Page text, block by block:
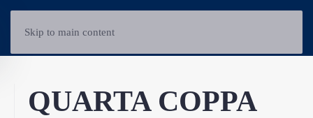
Skip to main content
QUARTA COPPA